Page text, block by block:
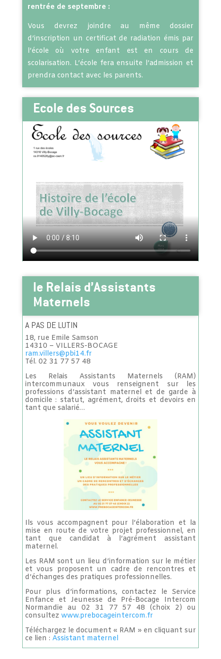
rentrée de septembre :
Vous devrez joindre au même dossier
d’inscription un certificat de radiation émis par
l’école où votre enfant est en cours de
scolarisation. L’école fera ensuite l’admission et
prendra contact avec les parents.
Ecole des Sources
le Relais d’Assistants
Maternels
A PAS DE LUTIN
18, rue Emile Samson
14310 – VILLERS-BOCAGE
ram.villers@pbi14.fr
Tél. 02 31 77 57 48
Les Relais Assistants Maternels (RAM)
intercommunaux vous renseignent sur les
professions d’assistant maternel et de garde à
domicile : statut, agrément, droits et devoirs en
tant que salarié…
Ils vous accompagnent pour l’élaboration et la
mise en route de votre projet professionnel, en
tant que candidat à l’agrément assistant
maternel.
Les RAM sont un lieu d’information sur le métier
et vous proposent un cadre de rencontres et
d’échanges des pratiques professionnelles.
Pour plus d’informations, contactez le Service
Enfance et Jeunesse de Pré-Bocage Intercom
Normandie au 02 31 77 57 48 (choix 2) ou
consultez www.prebocageintercom.fr
Téléchargez le document « RAM » en cliquant sur
ce lien : Assistant maternel